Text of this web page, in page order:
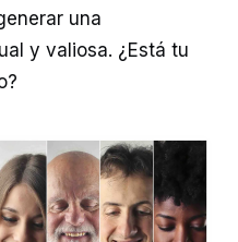
una
y valiosa. ¿Está tu